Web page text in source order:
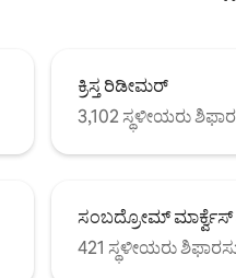
ಕ್ರಿಸ್ತ ರಿಡೀಮರ್
3,102 ಸ್ಥಳೀಯರು
ಸಂಬದ್ರೋಮ್ ಮಾರ್ಕ್ವೆಸ್
421 ಸ್ಥಳೀಯರು